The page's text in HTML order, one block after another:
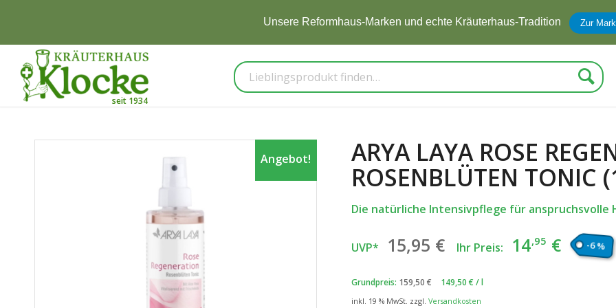
Unsere Reformhaus-Marken und echte Kräuterhaus-Tradition Zur
Suche
Angebot!
ARYA LAYA ROSE
ROSENBLÜTEN TONIC
Die natürliche Intensivpflege für anspruchsvolle
UVP* 15,95 € Ursprünglicher
Preis
war:
15 ,95
Ihr Preis: 14,95 €
Preis
-6 %
Grundpreis: 159,50 € 149,50 € /l
inkl. 19 % MwSt. zzgl. Versandkosten